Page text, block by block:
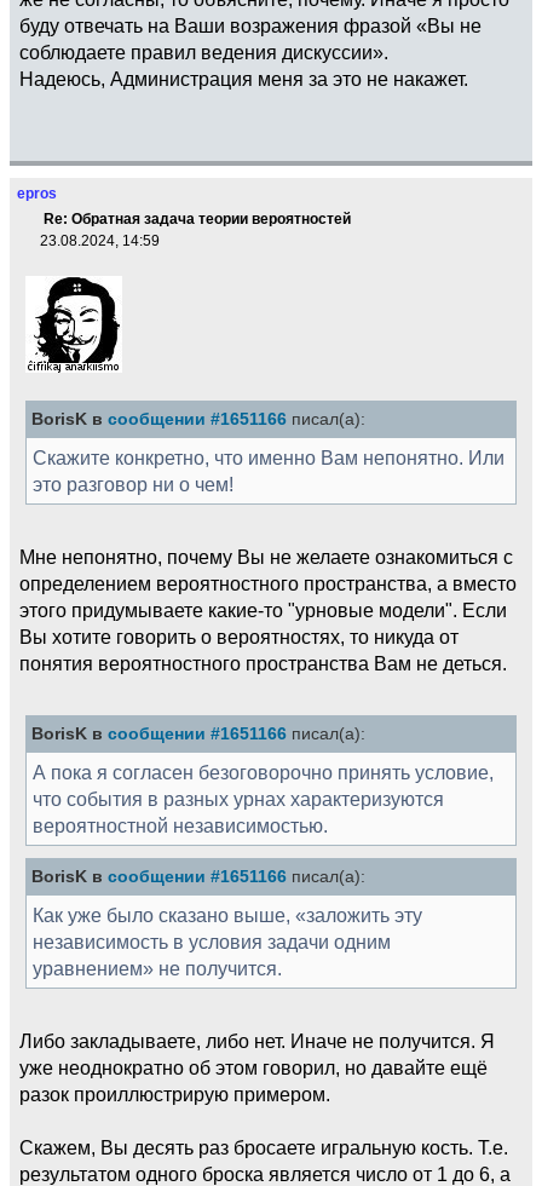
буду отвечать на Ваши возражения фразой «Вы не
соблюдаете правил ведения дискуссии».
Надеюсь, Администрация меня за это не накажет.
epros
Re: Обратная задача теории вероятностей
23.08.2024, 14:59
BorisK в сообщении #1651166 писал(а):
Скажите конкретно, что именно Вам непонятно. Или
это разговор ни о чем!
Мне непонятно, почему Вы не желаете ознакомиться с
определением вероятностного пространства, а вместо
этого придумываете какие-то "урновые модели". Если
Вы хотите говорить о вероятностях, то никуда от
понятия вероятностного пространства Вам не деться.
BorisK в сообщении #1651166 писал(а):
А пока я согласен безоговорочно принять условие,
что события в разных урнах характеризуются
вероятностной независимостью.
BorisK в сообщении #1651166 писал(а):
Как уже было сказано выше, «заложить эту
независимость в условия задачи одним
уравнением» не получится.
Либо закладываете, либо нет. Иначе не получится. Я
уже неоднократно об этом говорил, но давайте ещё
разок проиллюстрирую примером.
Скажем, Вы десять раз бросаете игральную кость. Т.е.
результатом одного броска является число от 1 до 6, а